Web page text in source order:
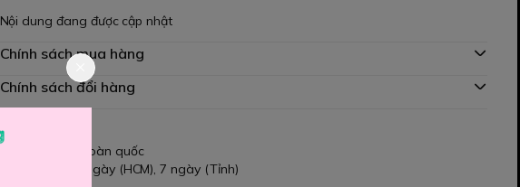
Nội dung đang được cập nhật
Chính sách mua hàng
Chính sách đổi hàng
Giao hàng toàn quốc
Đổi hàng 3 ngày (HCM), 7 ngày (Tỉnh)